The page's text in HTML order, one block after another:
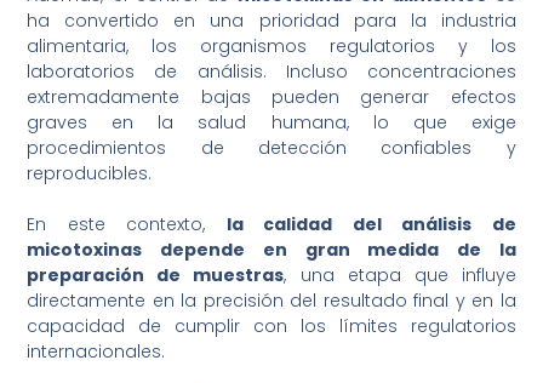
ha convertido en una prioridad para la industria
alimentaria, los organismos regulatorios y los
laboratorios de análisis. Incluso concentraciones
extremadamente bajas pueden generar efectos
graves en la salud humana, lo que exige
procedimientos de detección confiables y
reproducibles.
En este contexto, la calidad del análisis de
micotoxinas depende en gran medida de la
preparación de muestras, una etapa que influye
directamente en la precisión del resultado final y en la
capacidad de cumplir con los límites regulatorios
internacionales.